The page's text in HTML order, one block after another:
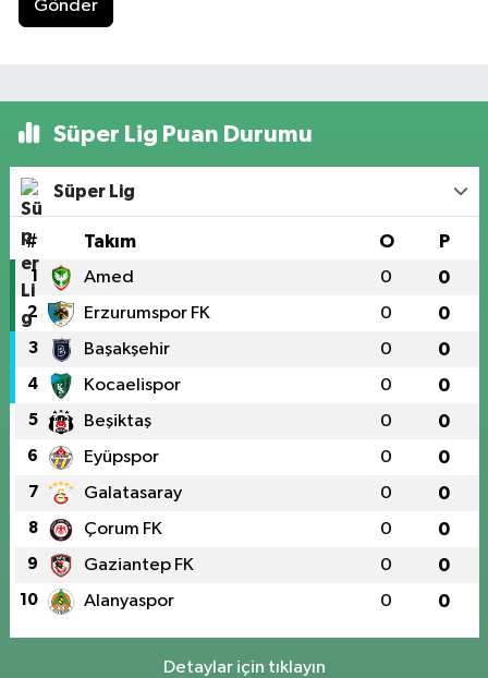
Gönder
Süper Lig Puan Durumu
Süper Lig
# Takım O P
1 Amed 0 0
2 Erzurumspor FK 0 0
3 Başakşehir 0 0
4 Kocaelispor 0 0
5 Beşiktaş 0 0
6 Eyüpspor 0 0
7 Galatasaray 0 0
8 Çorum FK 0 0
9 Gaziantep FK 0 0
10 Alanyaspor 0 0
Detaylar için tıklayın